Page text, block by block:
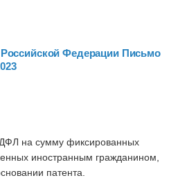
ФедерацииПисьмо
на сумму фиксированных
иностранным гражданином,
патента.